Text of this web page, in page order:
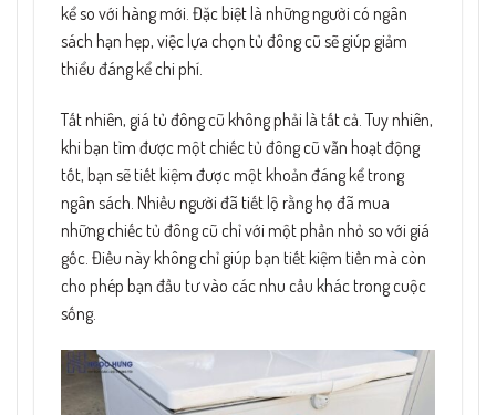
kể so với hàng mới. Đặc biệt là những người có ngân
sách hạn hẹp, việc lựa chọn tủ đông cũ sẽ giúp giảm
thiểu đáng kể chi phí.
Tất nhiên, giá tủ đông cũ không phải là tất cả. Tuy nhiên,
khi bạn tìm được một chiếc tủ đông cũ vẫn hoạt động
tốt, bạn sẽ tiết kiệm được một khoản đáng kể trong
ngân sách. Nhiều người đã tiết lộ rằng họ đã mua
những chiếc tủ đông cũ chỉ với một phần nhỏ so với giá
gốc. Điều này không chỉ giúp bạn tiết kiệm tiền mà còn
cho phép bạn đầu tư vào các nhu cầu khác trong cuộc
sống.